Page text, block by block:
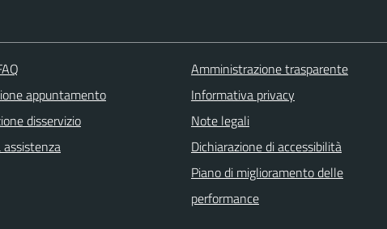
appuntamento
disservizio
Amministrazione trasparente
Informativa privacy
Note legali
Dichiarazione di accessibilità
Piano di miglioramento delle
performance